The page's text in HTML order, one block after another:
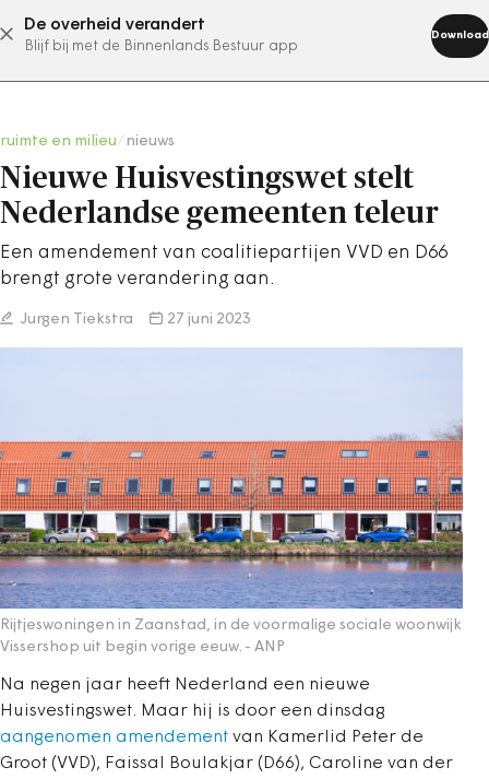
De overheid verandert
Blijf bij met de Binnenlands Bestuur app
Download
abonneer nu
ruimte en milieu nieuws
Nieuwe Huisvestingswet stelt
Nederlandse gemeenten teleur
Een amendement van coalitiepartijen VVD en D66
brengt grote verandering aan.
Jurgen Tiekstra 27 juni 2023
Rijtjeswoningen in Zaanstad, in de voormalige sociale woonwijk
Vissershop uit begin vorige eeuw. - ANP
Na negen jaar heeft Nederland een nieuwe
Huisvestingswet. Maar hij is door een dinsdag
aangenomen amendement van Kamerlid Peter de
Groot (VVD), Faissal Boulakjar (D66), Caroline van der